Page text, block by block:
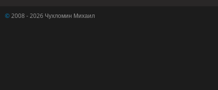
© 2008 - 2026 Чухломин Михаил